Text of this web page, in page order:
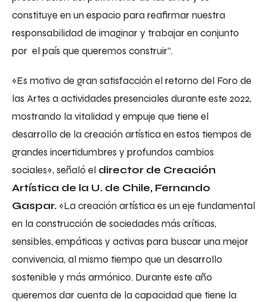
constituye en un espacio para reafirmar nuestra
responsabilidad de imaginar y trabajar en conjunto
por el país que queremos construir”.
«Es motivo de gran satisfacción el retorno del Foro de
las Artes a actividades presenciales durante este 2022,
mostrando la vitalidad y empuje que tiene el
desarrollo de la creación artística en estos tiempos de
grandes incertidumbres y profundos cambios
sociales», señaló el director de Creación
Artística de la U. de Chile, Fernando
Gaspar. «La creación artística es un eje fundamental
en la construcción de sociedades más críticas,
sensibles, empáticas y activas para buscar una mejor
convivencia, al mismo tiempo que un desarrollo
sostenible y más armónico. Durante este año
queremos dar cuenta de la capacidad que tiene la